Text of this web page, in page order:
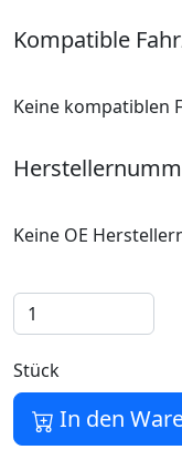
Kompatible
Keine kompatiblen
Keine OE
Stück
In den